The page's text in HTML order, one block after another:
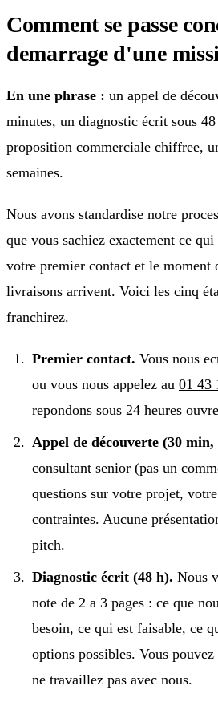
Comment se passe
demarrage d'une
En une phrase : un appel de
minutes, un diagnostic écrit sous 48
proposition commerciale chiffree,
semaines.
Nous avons standardise notre
que vous sachiez exactement ce qui
votre premier contact et le moment
livraisons arrivent. Voici les cinq
franchirez.
Premier contact. Vous nous
ou vous nous appelez au 01 43
repondons sous 24 heures
Appel de découverte (30
consultant senior (pas un
questions sur votre projet,
contraintes. Aucune
pitch.
Diagnostic écrit (48 h). Nous
note de 2 a 3 pages : ce que
besoin, ce qui est faisable, ce
options possibles. Vous
ne travaillez pas avec nous.